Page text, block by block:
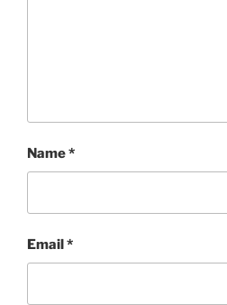
Name*
Email *